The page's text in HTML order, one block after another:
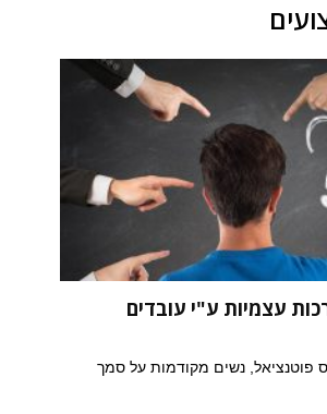
עצמיות ע"י עובדים
פוטנציאל, נשים מקודמות על סמך